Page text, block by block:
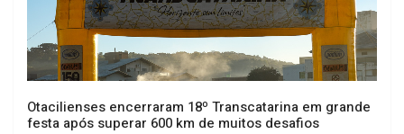
Otacilienses encerraram 18º Transcatarina em grande
festa após superar 600 km de muitos desafios